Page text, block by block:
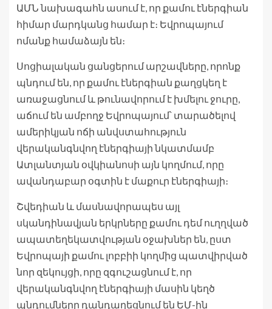
ԱՄՆ նախագահն ասում է, որ քամու էներգիան
հիմար մարդկանց համար է։ Եվրոպայում
ոմանք համաձայն են։
Սոցիալական ցանցերում արշավները, որոնք
պնդում են, որ քամու էներգիան քաղցկեղ է
առաջացնում և թունավորում է խմելու ջուրը,
աճում են ամբողջ Եվրոպայում՝ տարածելով
ամերիկյան ոճի անվստահություն
վերականգնվող էներգիայի նկատմամբ
Ատլանտյան օվկիանոսի այն կողմում, որը
ավանդաբար օգտին է մաքուր էներգիայի։
Շվեդիան և մասնավորապես այլ
սկանդինավյան երկրները քամու դեմ ուղղված
ապատեղեկատվության օջախներ են, ըստ
Եվրոպայի քամու լոբբիի կողմից պատվիրված
նոր զեկույցի, որը զգուշացնում է, որ
վերականգնվող էներգիայի մասին կեղծ
պնդումները դանդաղեցնում են ԵՄ-ին